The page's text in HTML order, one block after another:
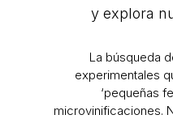
y explora
La búsqueda
experimentales
‘pequeñas
microvinificaciones.